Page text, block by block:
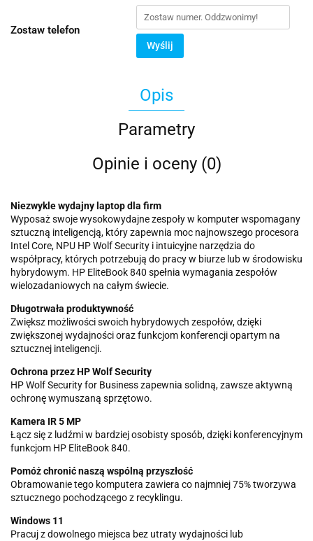
Zostaw telefon
Wyślij
Opis
Parametry
Opinie i oceny (0)
Niezwykle wydajny laptop dla firm
Wyposaż swoje wysokowydajne zespoły w komputer wspomagany
sztuczną inteligencją, który zapewnia moc najnowszego procesora
Intel Core, NPU HP Wolf Security i intuicyjne narzędzia do
współpracy, których potrzebują do pracy w biurze lub w środowisku
hybrydowym. HP EliteBook 840 spełnia wymagania zespołów
wielozadaniowych na całym świecie.
Długotrwała produktywność
Zwiększ możliwości swoich hybrydowych zespołów, dzięki
zwiększonej wydajności oraz funkcjom konferencji opartym na
sztucznej inteligencji.
Ochrona przez HP Wolf Security
HP Wolf Security for Business zapewnia solidną, zawsze aktywną
ochronę wymuszaną sprzętowo.
Kamera IR 5 MP
Łącz się z ludźmi w bardziej osobisty sposób, dzięki konferencyjnym
funkcjom HP EliteBook 840.
Pomóż chronić naszą wspólną przyszłość
Obramowanie tego komputera zawiera co najmniej 75% tworzywa
sztucznego pochodzącego z recyklingu.
Windows 11
Pracuj z dowolnego miejsca bez utraty wydajności lub